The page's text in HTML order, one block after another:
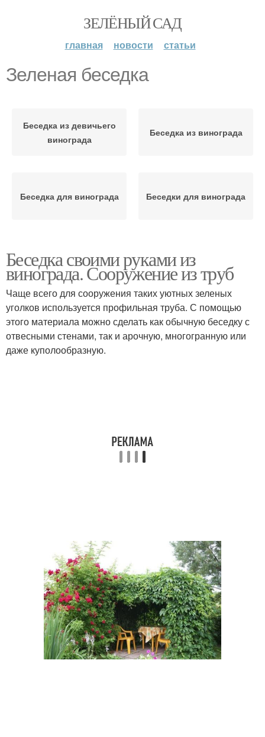
ЗЕЛЁНЫЙ САД
главная новости статьи
Зеленая беседка
Беседка из девичьего
винограда
Беседка из винограда
Беседка для винограда Беседки для винограда
Беседка своими руками из
винограда. Сооружение из труб
Чаще всего для сооружения таких уютных зеленых
уголков используется профильная труба. С помощью
этого материала можно сделать как обычную беседку с
отвесными стенами, так и арочную, многогранную или
даже куполообразную.